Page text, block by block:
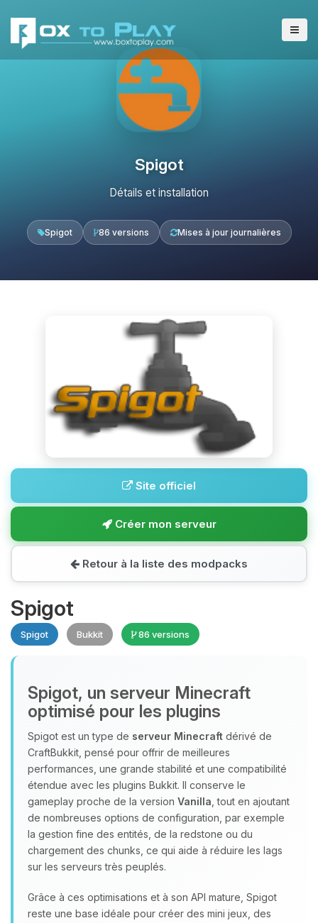
Spigot
Détails et installation
Spigot 86 versions Mises à jour journalières
Site officiel
Créer mon serveur
Retour à la liste des modpacks
Spigot
Spigot Bukkit 86 versions
Spigot, un serveur Minecraft
optimisé pour les plugins
Spigot est un type de serveur Minecraft dérivé de
CraftBukkit, pensé pour offrir de meilleures
performances, une grande stabilité et une compatibilité
étendue avec les plugins Bukkit. Il conserve le
gameplay proche de la version Vanilla , tout en ajoutant
de nombreuses options de configuration, par exemple
la gestion fine des entités, de la redstone ou du
chargement des chunks, ce qui aide à réduire les lags
sur les serveurs très peuplés.
Grâce à ces optimisations et à son API mature, Spigot
reste une base idéale pour créer des mini jeux, des
Youpi, enfin quelqu’un pour me
parler ! Moi c’est Choupy, ton petit
assistant BoxToPlay. Dis-moi ce dont
tu as besoin et je vais remuer mes
petits circuits pour t’aider.
07/08/2026 à 22:41